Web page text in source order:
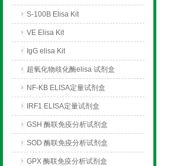
S-100B Elisa Kit
VE Elisa Kit
IgG elisa Kit
超氧化物歧化酶elisa 试剂盒
NF-KB ELISA定量试剂盒
IRF1 ELISA定量试剂盒
GSH 酶联免疫分析试剂盒
SOD 酶联免疫分析试剂盒
GPX 酶联免疫分析试剂盒